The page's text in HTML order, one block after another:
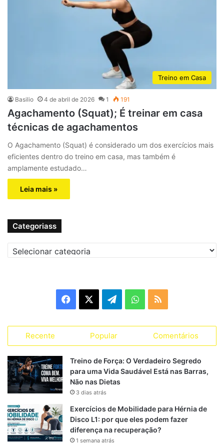
Treino em Casa
Basilio 4 de abril de 2026 1 191
Agachamento (Squat); É treinar em casa
técnicas de agachamentos
O Agachamento (Squat) é considerado um dos exercícios mais
eficientes dentro do treino em casa, mas também é
amplamente estudado…
Leia mais »
Categoriass
a
e
b
o
k
e
g
a
W
t
p
S
Recente Popular Comentários
Treino de Força: O Verdadeiro Segredo
para uma Vida Saudável Está nas Barras,
Não nas Dietas
3 dias atrás
Exercícios de Mobilidade para Hérnia de
Disco L1: por que eles podem fazer
diferença na recuperação?
1 semana atrás